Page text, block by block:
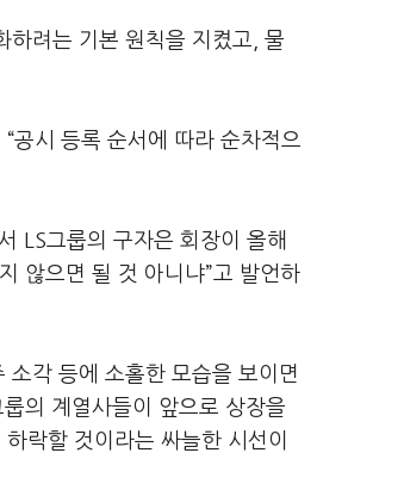
하려는 기본 원칙을 지켰고, 물
공시 등록 순서에 따라 순차적으
LS그룹의 구자은 회장이 올해
않으면 될 것 아니냐”고 발언하
소각 등에 소홀한 모습을 보이면
의 계열사들이 앞으로 상장을
락할 것이라는 싸늘한 시선이